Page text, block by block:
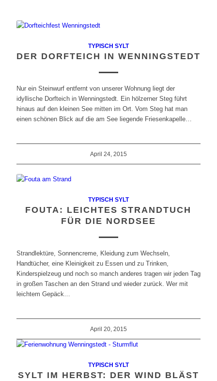
TYPISCH SYLT
DER DORFTEICH IN WENNINGSTEDT
Nur ein Steinwurf entfernt von unserer Wohnung liegt der
idyllische Dorfteich in Wenningstedt. Ein hölzerner Steg führt
hinaus auf den kleinen See mitten im Ort. Vom Steg hat man
einen schönen Blick auf die am See liegende Friesenkapelle…
April 24, 2015
TYPISCH SYLT
FOUTA: LEICHTES STRANDTUCH
FÜR DIE NORDSEE
Strandlektüre, Sonnencreme, Kleidung zum Wechseln,
Handtücher, eine Kleinigkeit zu Essen und zu Trinken,
Kinderspielzeug und noch so manch anderes tragen wir jeden Tag
in großen Taschen an den Strand und wieder zurück. Wer mit
leichtem Gepäck…
April 20, 2015
TYPISCH SYLT
SYLT IM HERBST: DER WIND BLÄST